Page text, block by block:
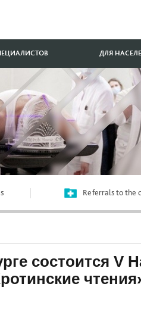
ДЛЯ
Referrals to the
состоится V